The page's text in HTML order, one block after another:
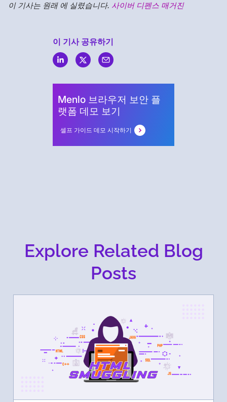
이 기사는 원래 에 실렸습니다. 사이버 디펜스 매거진
이 기사 공유하기
Menlo 브라우저 보안 플
랫폼 데모 보기
셀프 가이드 데모 시작하기
Explore Related Blog
Posts